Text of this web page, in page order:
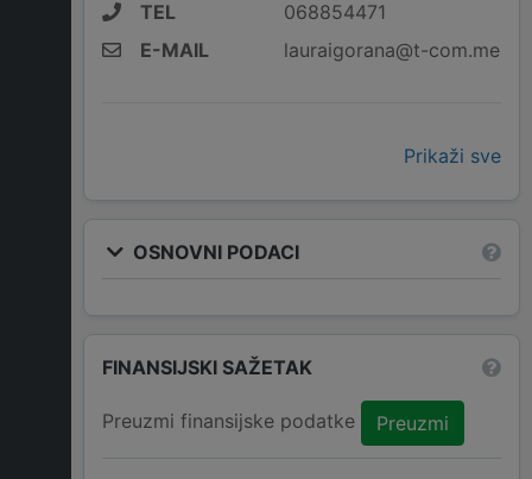
TEL
068854471
E-MAIL
lauraigorana@t-com.me
Prikaži sve
OSNOVNI PODACI
FINANSIJSKI SAŽETAK
Preuzmi finansijske podatke Preuzmi